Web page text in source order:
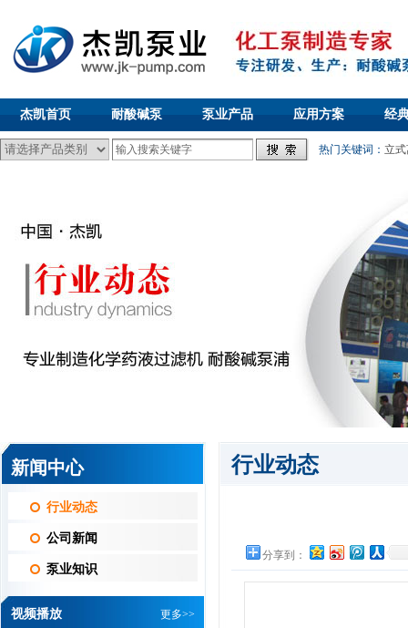
杰凯首页 耐酸碱泵 泵业产品 应用方案 经
热门关键词： 立
新闻中心
行业动态
公司新闻
泵业知识
更多>>
视频播放
维信机械设备有限公司 黄总
行业动态
分享到：